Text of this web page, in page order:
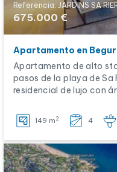
Referencia: JARDINS SA
675.000 €
Apartamento en Begur
Apartamento de alto
pasos de la playa de Sa
residencial de lujo con
149 m 2 4